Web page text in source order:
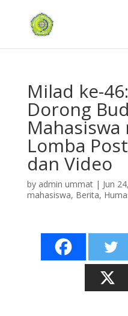
Milad ke-
Dorong
Mahasiswa
Lomba
dan Video
by admin ummat| Jun
mahasiswa, Berita,